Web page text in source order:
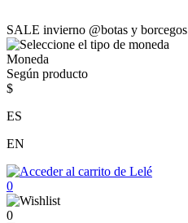
SALE invierno @botas y borcegos
Moneda
Según producto
$
ES
EN
0
0